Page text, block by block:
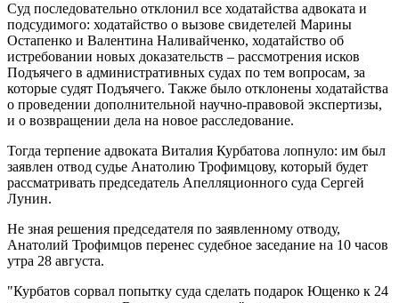
Суд последовательно отклонил все ходатайства адвоката и
подсудимого: ходатайство о вызове свидетелей Марины
Остапенко и Валентина Наливайченко, ходатайство об
истребовании новых доказательств – рассмотрения исков
Подъячего в административных судах по тем вопросам, за
которые судят Подъячего. Также было отклонены ходатайства
о проведении дополнительной научно-правовой экспертизы,
и о возвращении дела на новое расследование.
Тогда терпение адвоката Виталия Курбатова лопнуло: им был
заявлен отвод судье Анатолию Трофимцову, который будет
рассматривать председатель Апелляционного суда Сергей
Лунин.
Не зная решения председателя по заявленному отводу,
Анатолий Трофимцов перенес судебное заседание на 10 часов
утра 28 августа.
"Курбатов сорвал попытку суда сделать подарок Ющенко к 24